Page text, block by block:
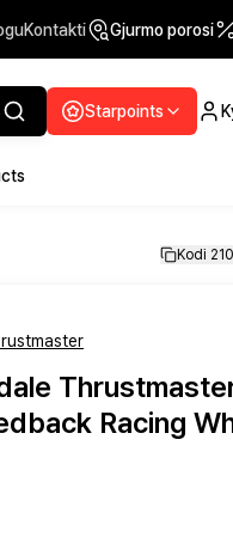
Kontakti Gjurmo porosi
Starpoints
Kodi
Racing